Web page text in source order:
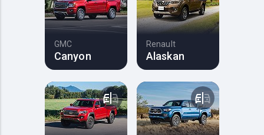
GMC
Canyon
Renault
Alaskan